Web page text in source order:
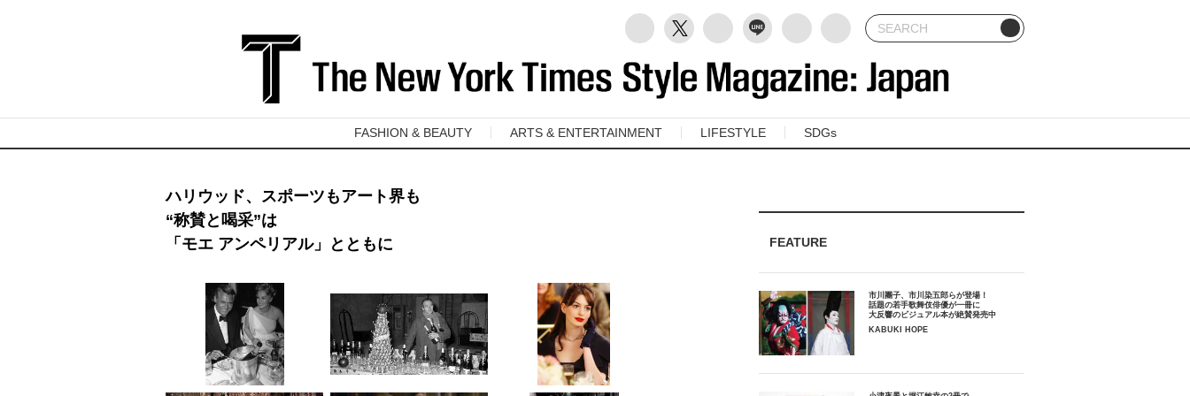
FASHION & BEAUTY ARTS & ENTERTAINMENT LIFESTYLE SDGs
ハリウッド、スポーツもアート界も
“称賛と喝采”は
「モエ アンペリアル」とともに
FEATURE
市川團子、市川染五郎らが登場！
話題の若手歌舞伎俳優が一冊に
大反響のビジュアル本が絶賛発売中
KABUKI HOPE